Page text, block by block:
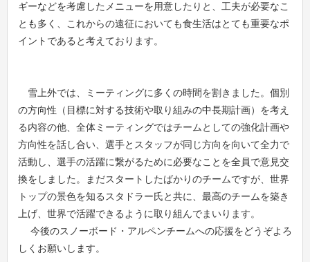
ギーなどを考慮したメニューを用意したりと、工夫が必要なこ
とも多く、これからの遠征においても食生活はとても重要なポ
イントであると考えております。
雪上外では、ミーティングに多くの時間を割きました。個別
の方向性（目標に対する技術や取り組みの中長期計画）を考え
る内容の他、全体ミーティングではチームとしての強化計画や
方向性を話し合い、選手とスタッフが同じ方向を向いて全力で
活動し、選手の活躍に繋がるために必要なことを全員で意見交
換をしました。まだスタートしたばかりのチームですが、世界
トップの景色を知るスタドラー氏と共に、最高のチームを築き
上げ、世界で活躍できるように取り組んでまいります。
今後のスノーボード・アルペンチームへの応援をどうぞよろ
しくお願いします。